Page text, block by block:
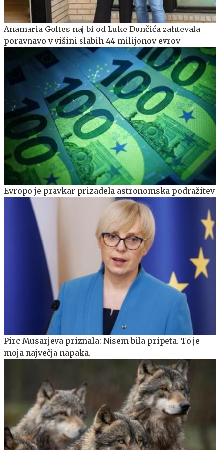
Anamaria Goltes naj bi od Luke Dončića zahtevala
poravnavo v višini slabih 44 milijonov evrov
Evropo je pravkar prizadela astronomska podražitev
Pirc Musarjeva priznala: Nisem bila pripeta. To je
moja največja napaka.